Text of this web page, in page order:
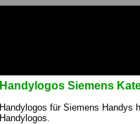
Handylogos Siemens
Handylogos für Siemens Handys
Handylogos.